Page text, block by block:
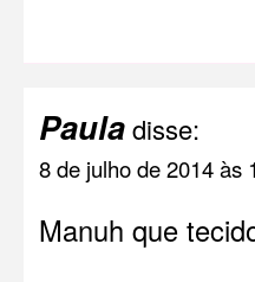
Pauladisse:
8 de julho de 2014 às
Manuh que